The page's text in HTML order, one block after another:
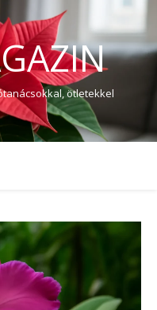
ötletekkel